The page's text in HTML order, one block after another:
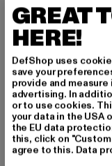
CAYLER & SONS
Day Dreamin Curved
16,99 EUR
Derzeitiger Preis:
24,99 EUR
GREAT
HERE!
DefShop uses
save your
provide and
advertising. In
or to use cookies.
your data in the USA
the EU data
this, click on
agree to this. Data